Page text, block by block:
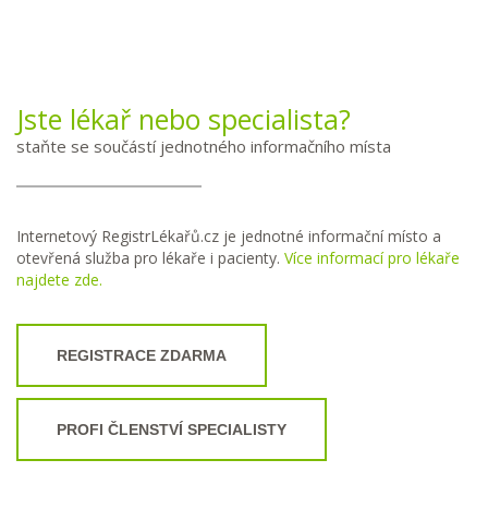
Jste lékař nebo specialista?
staňte se součástí jednotného informačního místa
Internetový RegistrLékařů.cz je jednotné informační místo a
otevřená služba pro lékaře i pacienty. Více informací pro lékaře
najdete zde.
REGISTRACE ZDARMA
PROFI ČLENSTVÍ SPECIALISTY